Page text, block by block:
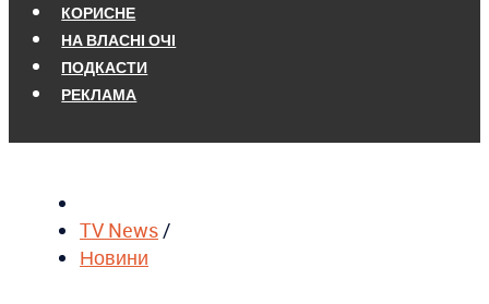
КОРИСНЕ
НА ВЛАСНІ ОЧІ
ПОДКАСТИ
РЕКЛАМА
TV News/
Новини